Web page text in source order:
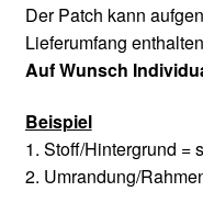
Der Patch kann
Lieferumfang
Auf Wunsch
Beispiel
1. Stoff/Hintergrund =
2. Umrandung/